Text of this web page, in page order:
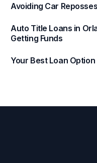
Avoiding Car
Auto Title Loans in
Getting Funds
Your Best Loan